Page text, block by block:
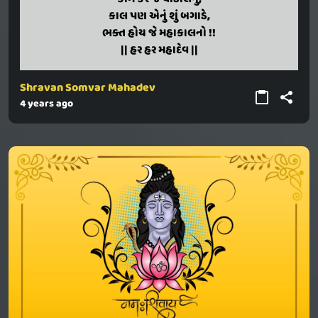
કાલ પણ એનું શું બગાડે,
ભક્ત હોય જે મહાકાલનો !!
|| હર હર મહાદેવ ||
kal pan enu shun bagade,
bhakt hoy je mahakalano !!
|| har har mahadev ||
Shravan Somvar Mahadev
4 years ago